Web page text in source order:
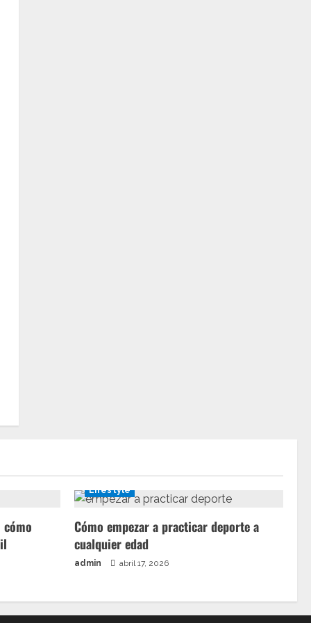
Lifestyle
Cómo empezar a practicar deporte a
cualquier edad
admin abril 17, 2026